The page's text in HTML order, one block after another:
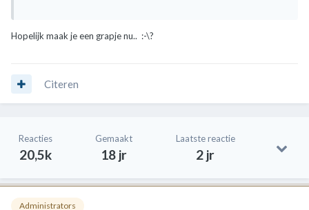
Hopelijk maak je een grapje nu.. :-\?
Citeren
Reacties
20,5k
Gemaakt
18 jr
Laatste reactie
2 jr
Administrators